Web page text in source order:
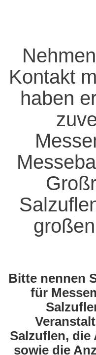
Kontakt
haben
Bitte nennen
für
Salzuflen, die
sowie die